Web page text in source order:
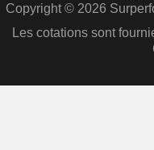
Copyright © 2026
Les cotations sont